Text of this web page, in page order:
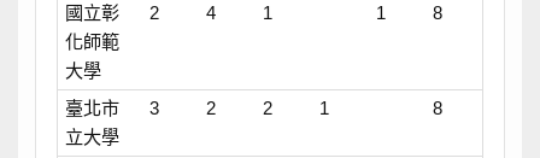
國立彰
化師範
大學
2 4 1 1 8
臺北市
立大學
3 2 2 1 8